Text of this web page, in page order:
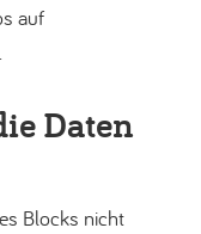
auf
Daten
Blocks nicht